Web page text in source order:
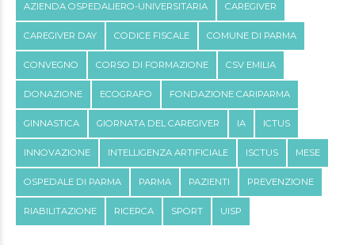
AZIENDA OSPEDALIERO-UNIVERSITARIA CAREGIVER
CAREGIVER DAY CODICE FISCALE COMUNE DI PARMA
CONVEGNO CORSO DI FORMAZIONE CSV EMILIA
DONAZIONE ECOGRAFO FONDAZIONE CARIPARMA
GINNASTICA GIORNATA DEL CAREGIVER IA ICTUS
INNOVAZIONE INTELLIGENZA ARTIFICIALE ISCTUS MESE
OSPEDALE DI PARMA PARMA PAZIENTI PREVENZIONE
RIABILITAZIONE RICERCA SPORT UISP